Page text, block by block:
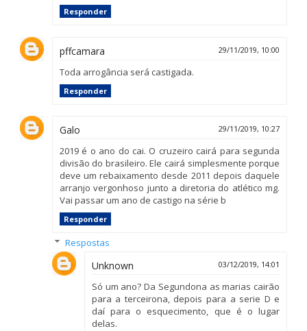
Responder
pffcamara 29/11/2019, 10:00
Toda arrogância será castigada.
Responder
Galo 29/11/2019, 10:27
2019 é o ano do cai. O cruzeiro cairá para segunda
divisão do brasileiro. Ele cairá simplesmente porque
deve um rebaixamento desde 2011 depois daquele
arranjo vergonhoso junto a diretoria do atlético mg.
Vai passar um ano de castigo na série b
Responder
Respostas
Unknown 03/12/2019, 14:01
Só um ano? Da Segundona as marias cairão
para a terceirona, depois para a serie D e
daí para o esquecimento, que é o lugar
delas.